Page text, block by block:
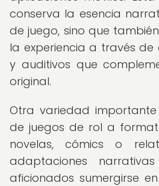
conserva la esencia
de juego, sino que
la experiencia a través de
y auditivos que
original.
Otra variedad
de juegos de rol a
novelas, cómics o
adaptaciones
aficionados sumergirse